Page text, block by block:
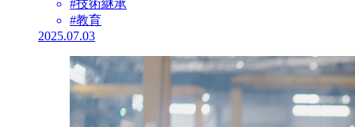
#技術継承
#教育
2025.07.03